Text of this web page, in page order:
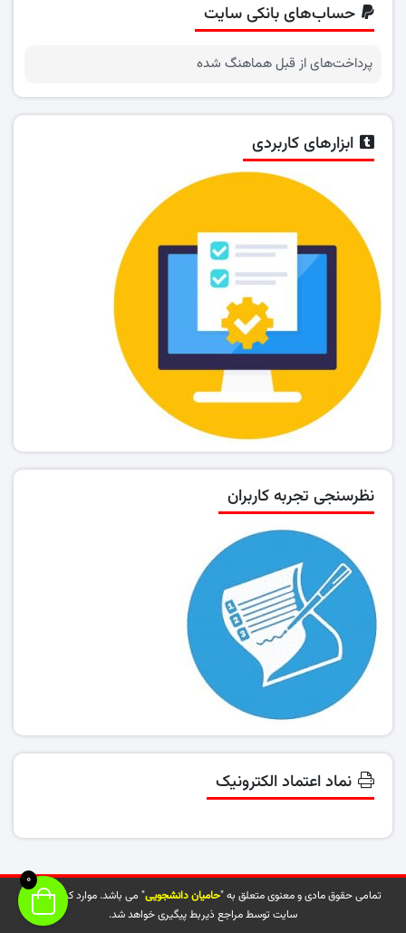
حساب‌های بانکی سایت
پرداخت‌های از قبل هماهنگ شده
ابزارهای کاربردی
نظرسنجی تجربه کاربران
نماد اعتماد الکترونیک
تمامی حقوق مادی و معنوی متعلق به "حامیان دانشجویی" می باشد. موارد کپی شده از
سایت توسط مراجع ذیربط پیگیری خواهد شد.
0